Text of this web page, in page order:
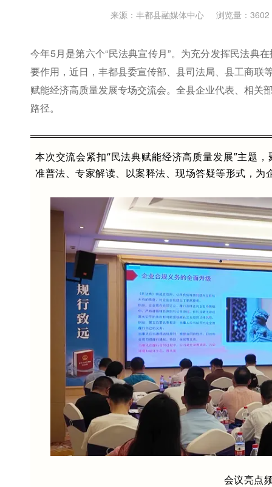
来源：丰都县融媒体中心 浏览量：3602
今年5月是第六个“民法典宣传月”。为充分发挥民法典
要作用，近日，丰都县委宣传部、县司法局、县工商
赋能经济高质量发展专场交流会。全县企业代表、相关
路径。
本次交流会紧扣“民法典赋能经济高质量发展”主题
准普法、专家解读、以案释法、现场答疑等形式，为
会议亮点